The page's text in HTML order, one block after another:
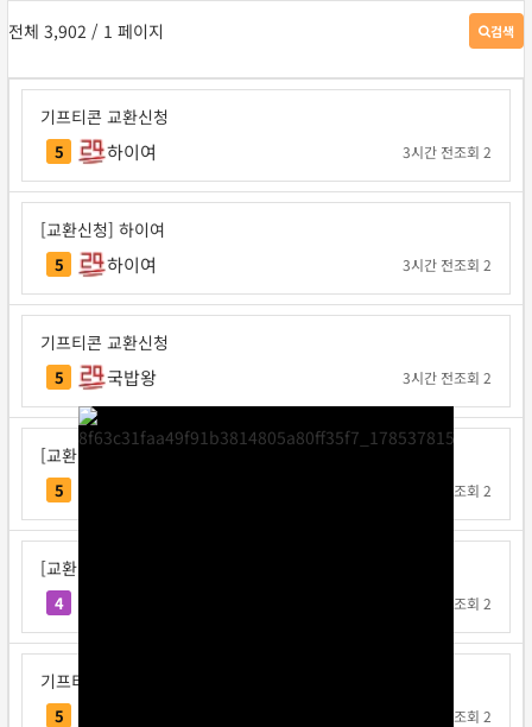
전체 3,902 / 1 페이지 검색
게
판
검
기프티콘 교환신청
5 하이여 3시간 전조회 2
[교환신청] 하이여
5 하이여 3시간 전조회 2
기프티콘 교환신청
5 국밥왕 3시간 전조회 2
[교환신청] 국밥왕
5 조회 2
[교환신청] 공사판박씨
4 조회 2
기프티콘 교환신청
5 조회 2